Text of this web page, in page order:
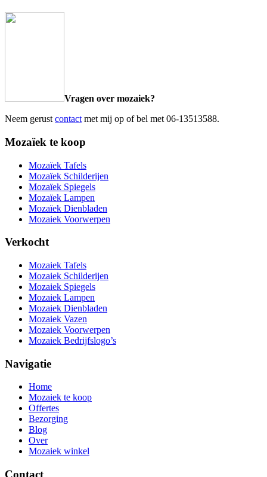
Vragen over mozaiek?
Neem gerust contact met mij op of bel met 06-13513588.
Mozaïek te koop
Mozaïek Tafels
Mozaïek Schilderijen
Mozaïek Spiegels
Mozaïek Lampen
Mozaïek Dienbladen
Mozaiek Voorwerpen
Verkocht
Mozaiek Tafels
Mozaiek Schilderijen
Mozaiek Spiegels
Mozaiek Lampen
Mozaiek Dienbladen
Mozaiek Vazen
Mozaiek Voorwerpen
Mozaiek Bedrijfslogo’s
Navigatie
Home
Mozaiek te koop
Offertes
Bezorging
Blog
Over
Mozaiek winkel
Contact